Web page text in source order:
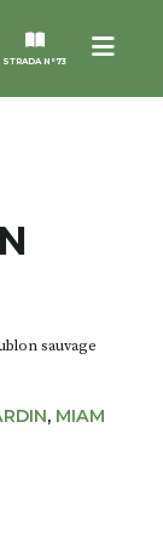
Menu
STRADA N°73
sauvage
, MIAM